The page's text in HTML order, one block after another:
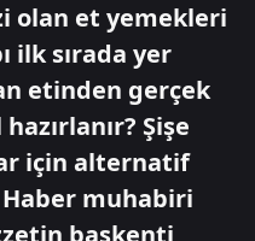
olan et yemekleri
ilk sırada yer
etinden gerçek
Şişe
için alternatif
muhabiri
başkenti